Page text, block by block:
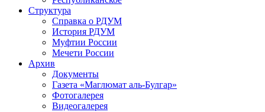
Структура
Справка о РДУМ
История РДУМ
Муфтии России
Мечети России
Архив
Документы
Газета «Маглюмат аль-Булгар»
Фотогалерея
Видеогалерея